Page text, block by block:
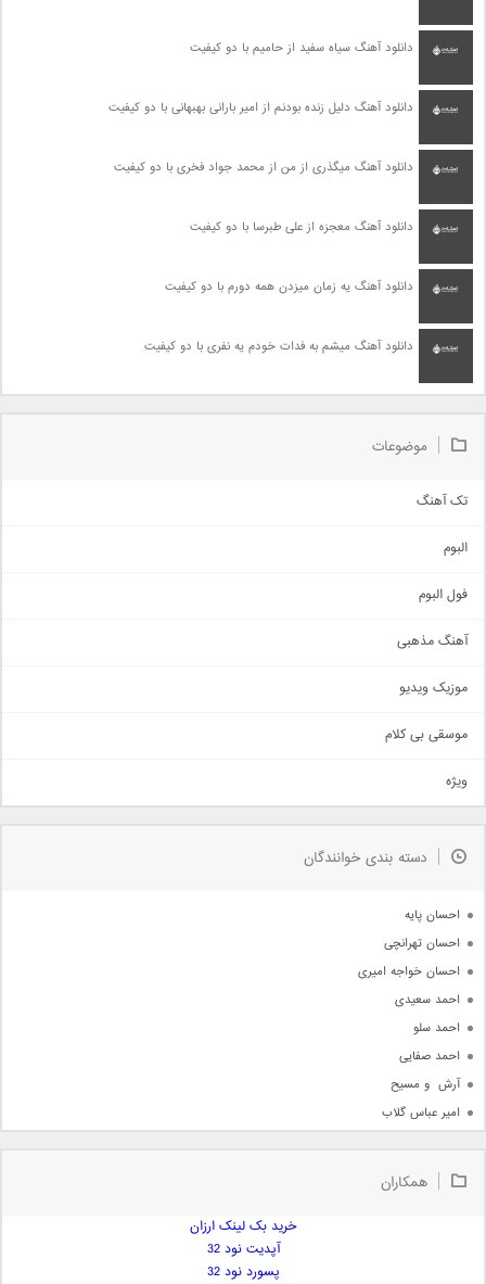
دانلود آهنگ سیاه سفید از حامیم با دو کیفیت
دانلود آهنگ دلیل زنده بودنم از امیر بارانی بهبهانی با دو کیفیت
دانلود آهنگ میگذری از من از محمد جواد فخری با دو کیفیت
دانلود آهنگ معجزه از علی طبرسا با دو کیفیت
دانلود آهنگ یه زمان میزدن همه دورم با دو کیفیت
دانلود آهنگ میشم به فدات خودم یه نفری با دو کیفیت
موضوعات
تک آهنگ
اجتماعی
حماسی
سنتی
اهنگ بندرعباسی
دمو
مذهبی
جدیدترین ها
البوم
فول البوم
آهنگ مذهبی
موزیک ویدیو
موسقی بی کلام
ویژه
دسته بندی خوانندگان
احسان پایه
احسان تهرانچی
احسان خواجه امیری
احمد سعیدی
احمد سلو
احمد صفایی
آرش  و مسیح
امیر عباس گلاب
امیر علی
همکاران
خرید بک لینک ارزان
آپدیت نود 32
پسورد نود 32